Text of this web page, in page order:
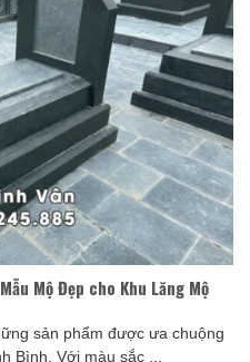
Mộ Đẹp cho Khu Lăng Mộ
sản phẩm được ưa chuộng
Bình. Với màu sắc ...